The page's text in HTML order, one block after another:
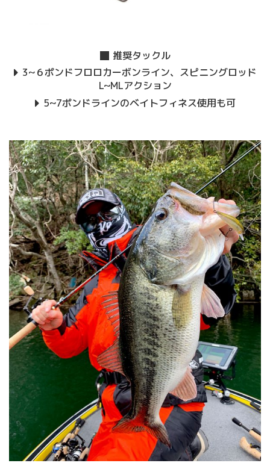
推奨タックル
3~６ポンドフロロカーボンライン、スピニングロッド
L~MLアクション
5~7ポンドラインのベイトフィネス使用も可